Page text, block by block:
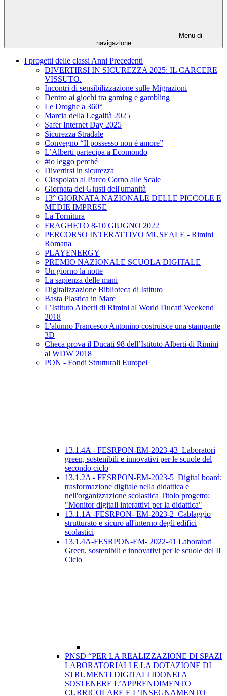
Menu di
navigazione
I progetti delle classi Anni Precedenti
DIVERTIRSI IN SICUREZZA 2025: IL CARCERE
VISSUTO.
Incontri di sensibilizzazione sulle Migrazioni
Dentro ai giochi tra gaming e gambling
Le Droghe a 360°
Marcia della Legalità 2025
Safer Internet Day 2025
Sicurezza Stradale
Convegno “Il possesso non è amore”
L’Alberti partecipa a Ecomondo
#io leggo perché
Divertirsi in sicurezza
Ciaspolata al Parco Corno alle Scale
Giornata dei Giusti dell'umanità
13° GIORNATA NAZIONALE DELLE PICCOLE E
MEDIE IMPRESE
La Tornitura
FRAGHETO 8-10 GIUGNO 2022
PERCORSO INTERATTIVO MUSEALE - Rimini
Romana
PLAYENERGY
PREMIO NAZIONALE SCUOLA DIGITALE
Un giorno la notte
La sapienza delle mani
Digitalizzazione Biblioteca di Istituto
Basta Plastica in Mare
L’Istituto Alberti di Rimini al World Ducati Weekend
2018
L'alunno Francesco Antonino costruisce una stampante
3D
Checa prova il Ducati 98 dell’Istituto Alberti di Rimini
al WDW 2018
PON - Fondi Strutturali Europei
13.1.4A - FESRPON-EM-2023-43_Laboratori
green, sostenibili e innovativi per le scuole del
secondo ciclo
13.1.2A - FESRPON-EM-2023-5_Digital board:
trasformazione digitale nella didattica e
nell'organizzazione scolastica Titolo progetto:
"Monitor digitali interattivi per la didattica"
13.1.1A -FESRPON- EM-2023-2_Cablaggio
strutturato e sicuro all'interno degli edifici
scolastici
13.1.4A-FESRPON-EM- 2022-41 Laboratori
Green, sostenibili e innovativi per le scuole del II
Ciclo
PNSD “PER LA REALIZZAZIONE DI SPAZI
LABORATORIALI E LA DOTAZIONE DI
STRUMENTI DIGITALI IDONEI A
SOSTENERE L’APPRENDIMENTO
CURRICOLARE E L’INSEGNAMENTO